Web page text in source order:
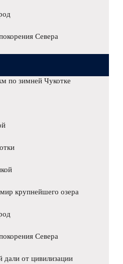
Севера
по зимней Чукотке
крупнейшего озера
Севера
дали от цивилизации